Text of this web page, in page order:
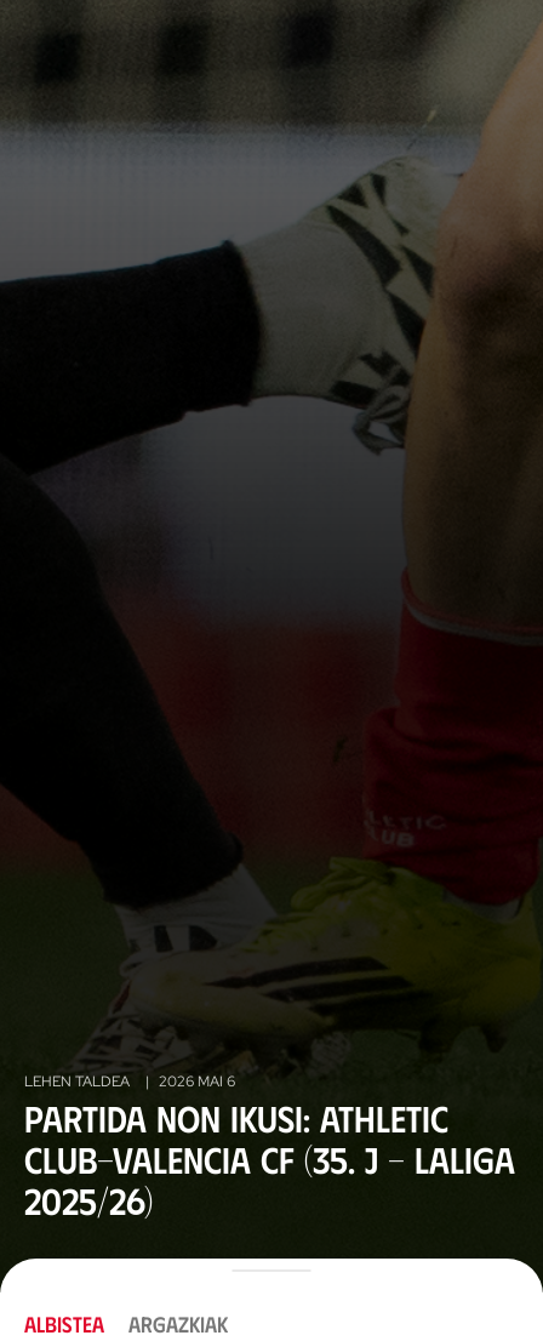
LEHEN TALDEA | 2026 MAI 6
Partida non ikusi: Athletic
Club-Valencia CF (35. J - LaLiga
2025/26)
ALBISTEA ARGAZKIAK